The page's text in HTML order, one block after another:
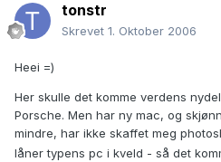
tonstr
Skrevet 1. Oktober 2006
Heei =)
Her skulle det komme verdens
Porsche. Men har ny mac, og
mindre, har ikke skaffet meg
låner typens pc i kveld - så det